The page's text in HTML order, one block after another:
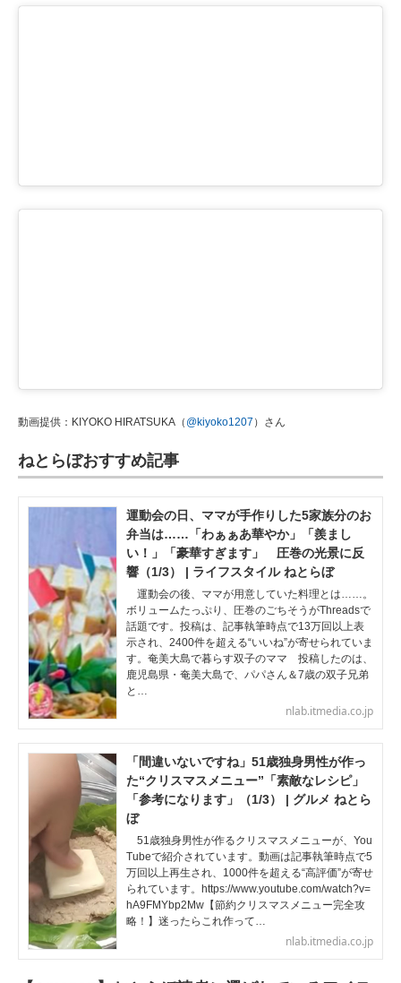
動画提供：KIYOKO HIRATSUKA（ @kiyoko1207 ）さん
ねとらぼおすすめ記事
運動会の日、ママが手作りした5家族分のお
弁当は……「わぁぁあ華やか」「羨まし
い！」「豪華すぎます」 圧巻の光景に反
響（1/3） | ライフスタイル ねとらぼ
運動会の後、ママが用意していた料理とは……。
ボリュームたっぷり、圧巻のごちそうがThreadsで
話題です。投稿は、記事執筆時点で13万回以上表
示され、2400件を超える“いいね”が寄せられていま
す。奄美大島で暮らす双子のママ 投稿したのは、
鹿児島県・奄美大島で、パパさん＆7歳の双子兄弟
と…
nlab.itmedia.co.jp
「間違いないですね」51歳独身男性が作っ
た“クリスマスメニュー”「素敵なレシピ」
「参考になります」（1/3） | グルメ ねとら
ぼ
51歳独身男性が作るクリスマスメニューが、You
Tubeで紹介されています。動画は記事執筆時点で5
万回以上再生され、1000件を超える“高評価”が寄せ
られています。https://www.youtube.com/watch?v=
hA9FMYbp2Mw【節約クリスマスメニュー完全攻
略！】迷ったらこれ作って…
nlab.itmedia.co.jp